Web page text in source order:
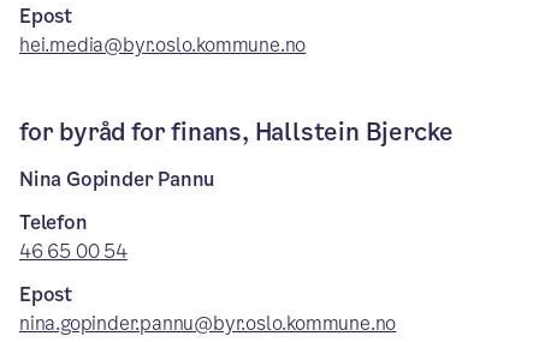
Epost
hei.media@byr.oslo.kommune.no
for byråd for finans, Hallstein Bjercke
Nina Gopinder Pannu
Telefon
46 65 00 54
Epost
nina.gopinder.pannu@byr.oslo.kommune.no